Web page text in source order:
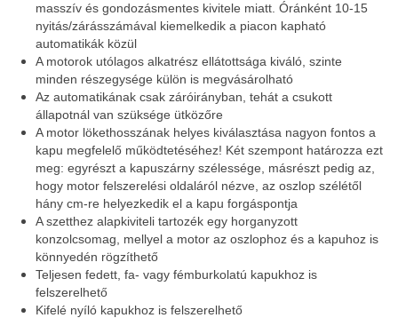
masszív és gondozásmentes kivitele miatt. Óránként 10-15
nyitás/zárásszámával kiemelkedik a piacon kapható
automatikák közül
A motorok utólagos alkatrész ellátottsága kiváló, szinte
minden részegysége külön is megvásárolható
Az automatikának csak záróirányban, tehát a csukott
állapotnál van szüksége ütközőre
A motor lökethosszának helyes kiválasztása nagyon fontos a
kapu megfelelő működtetéséhez! Két szempont határozza ezt
meg: egyrészt a kapuszárny szélessége, másrészt pedig az,
hogy motor felszerelési oldaláról nézve, az oszlop szélétől
hány cm-re helyezkedik el a kapu forgáspontja
A szetthez alapkiviteli tartozék egy horganyzott
konzolcsomag, mellyel a motor az oszlophoz és a kapuhoz is
könnyedén rögzíthető
Teljesen fedett, fa- vagy fémburkolatú kapukhoz is
felszerelhető
Kifelé nyíló kapukhoz is felszerelhető